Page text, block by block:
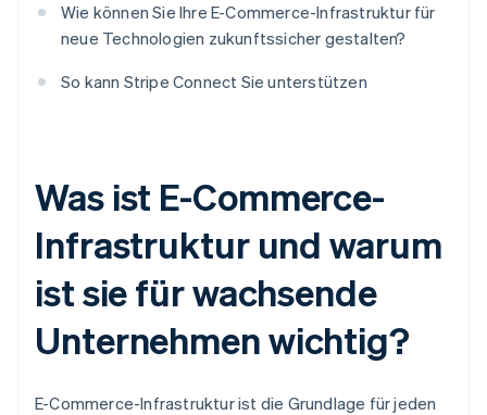
Wie können Sie Ihre E-Commerce-Infrastruktur für
neue Technologien zukunftssicher gestalten?
So kann Stripe Connect Sie unterstützen
Was ist E-Commerce-
Infrastruktur und warum
ist sie für wachsende
Unternehmen wichtig?
E-Commerce-Infrastruktur ist die Grundlage für jeden